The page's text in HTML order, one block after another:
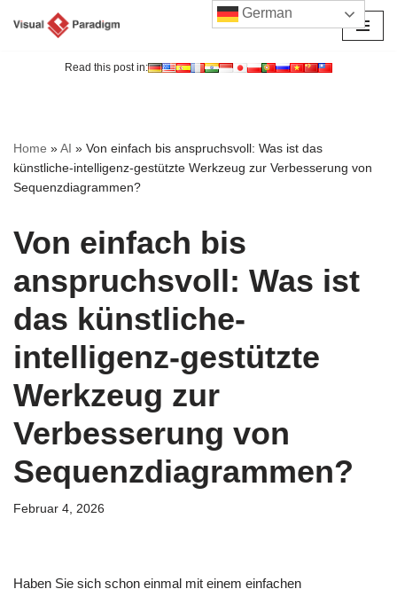
Read this post in:
Home »AI » Von einfach bis anspruchsvoll: Was ist das
künstliche-intelligenz-gestützte Werkzeug zur Verbesserung von
Sequenzdiagrammen?
Von einfach bis
anspruchsvoll: Was ist
das künstliche-
intelligenz-gestützte
Werkzeug zur
Verbesserung von
Sequenzdiagrammen?
Februar 4, 2026
Haben Sie sich schon einmal mit einem einfachen
German